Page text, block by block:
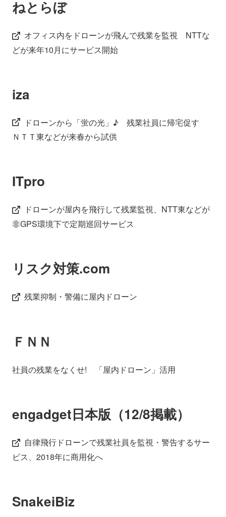
ねとらぼ
オフィス内をドローンが飛んで残業を監視 NTTな
どが来年10月にサービス開始
iza
ドローンから「蛍の光」♪ 残業社員に帰宅促す
ＮＴＴ東などが来春から試供
ITpro
ドローンが屋内を飛行して残業監視、NTT東などが
非GPS環境下で定期巡回サービス
リスク対策.com
残業抑制・警備に屋内ドローン
ＦＮＮ
社員の残業をなくせ! 「屋内ドローン」活用
engadget日本版（12/8掲載）
自律飛行ドローンで残業社員を監視・警告するサー
ビス、2018年に商用化へ
SnakeiBiz